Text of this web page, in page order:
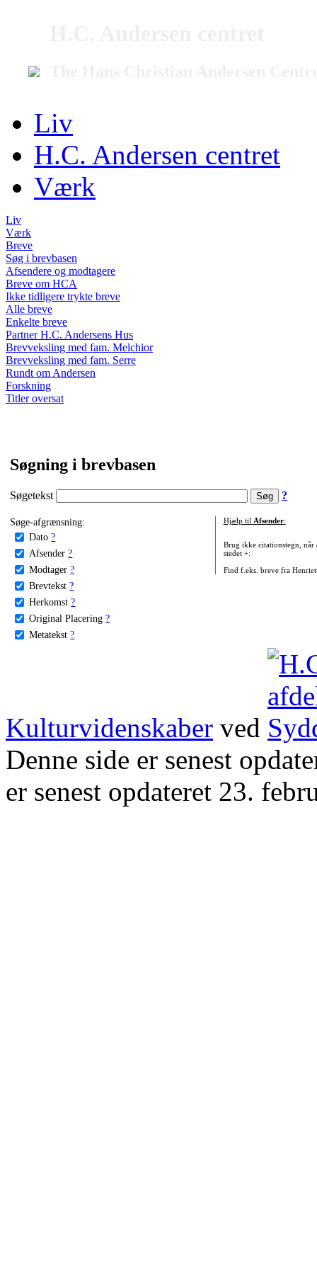
Liv
H.C. Andersen centret
Værk
Liv
Værk
Breve
Søg i brevbasen
Afsendere og modtagere
Breve om HCA
Ikke tidligere trykte breve
Alle breve
Enkelte breve
Partner H.C. Andersens Hus
Brevveksling med fam. Melchior
Brevveksling med fam. Serre
Rundt om Andersen
Forskning
Titler oversat
Søgning i brevbasen
Søgetekst ?
Søge-afgrænsning:
Dato ?
Afsender ?
Modtager ?
Brevtekst ?
Herkomst ?
Original Placering ?
Metatekst ?
Hjælp til Afsender:
Brug ikke citationstegn, når
stedet +:
Find f.eks. breve fra
Kulturvidenskaber ved
Denne side er senest
er senest opdateret 23.